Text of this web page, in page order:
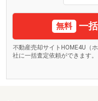
無料 一
不動産売却サイトHOME4U（
社に一括査定依頼ができます。